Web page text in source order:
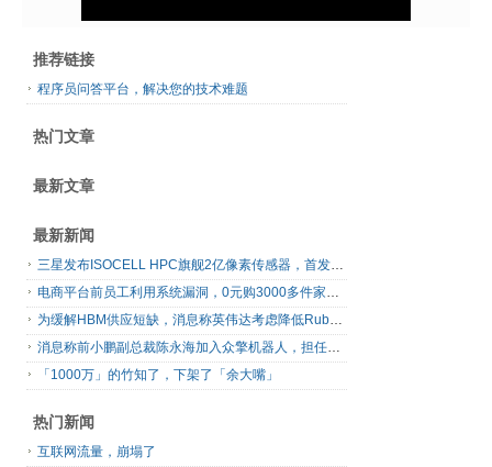
推荐链接
程序员问答平台，解决您的技术难题
热门文章
最新文章
最新新闻
三星发布ISOCELL HPC旗舰2亿像素传感器，首发16-bit RAW输出
电商平台前员工利用系统漏洞，0元购3000多件家电！
为缓解HBM供应短缺，消息称英伟达考虑降低Rubin Ultra GPU配置
消息称前小鹏副总裁陈永海加入众擎机器人，担任运营总裁
「1000万」的竹知了，下架了「余大嘴」
热门新闻
互联网流量，崩塌了